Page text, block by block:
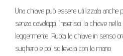
Una chiave può essere utilizzata anche
senza cavatappi. Inserisci la chiave
leggermente. Ruota la chiave in senso
sughero e poi sollevala con la mano.